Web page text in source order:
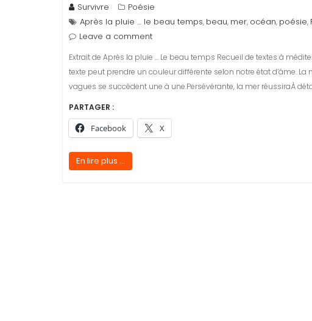
Survivre
Poésie
Après la pluie … le beau temps, beau, mer, océan, poésie,
Leave a comment
Extrait de Après la pluie … Le beau temps Recueil de textes à
texte peut prendre un couleur différente selon notre état d’âme.
vagues se succèdent une à une.Persévérante, la mer réussiraÀ
PARTAGER :
Facebook X
En lire plus ...